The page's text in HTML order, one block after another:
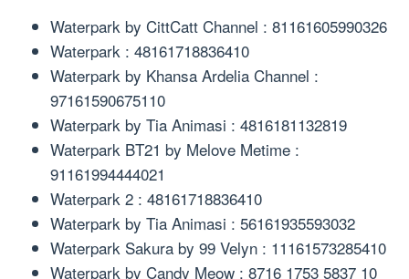
Waterpark by CittCatt Channel : 81161605990326
Waterpark : 48161718836410
Waterpark by Khansa Ardelia Channel :
97161590675110
Waterpark by Tia Animasi : 4816181132819
Waterpark BT21 by Melove Metime :
91161994444021
Waterpark 2 : 48161718836410
Waterpark by Tia Animasi : 56161935593032
Waterpark Sakura by 99 Velyn : 11161573285410
Waterpark by Candy Meow : 8716 1753 5837 10